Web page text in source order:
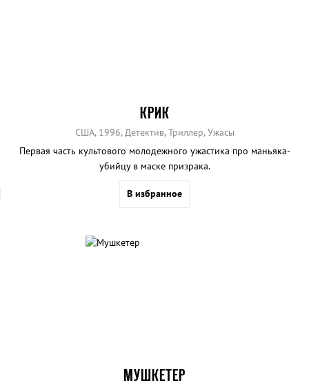
КРИК
США, 1996, Детектив, Триллер, Ужасы
Первая часть культового молодежного ужастика про маньяка-
убийцу в маске призрака.
В избранное
МУШКЕТЕР